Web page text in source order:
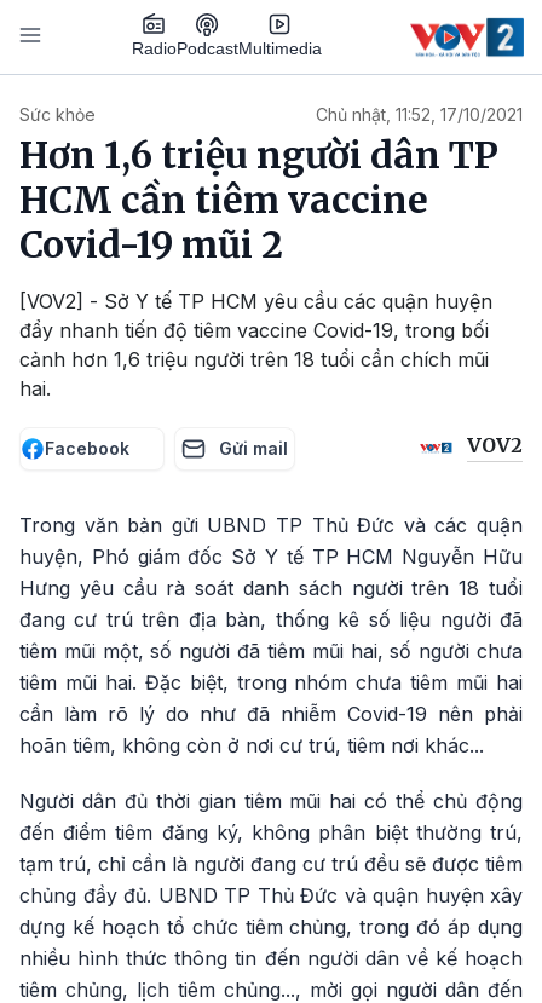
Nhảy đến nội dung
RadioPodcastMultimedia
Sức khỏe Chủ nhật, 11:52, 17/10/2021
Hơn 1,6 triệu người dân TP
HCM cần tiêm vaccine
Covid-19 mũi 2
[VOV2] - Sở Y tế TP HCM yêu cầu các quận huyện
đẩy nhanh tiến độ tiêm vaccine Covid-19, trong bối
cảnh hơn 1,6 triệu người trên 18 tuổi cần chích mũi
hai.
Facebook Gửi mail VOV2
Trong văn bản gửi UBND TP Thủ Đức và các quận
huyện, Phó giám đốc Sở Y tế TP HCM Nguyễn Hữu
Hưng yêu cầu rà soát danh sách người trên 18 tuổi
đang cư trú trên địa bàn, thống kê số liệu người đã
tiêm mũi một, số người đã tiêm mũi hai, số người chưa
tiêm mũi hai. Đặc biệt, trong nhóm chưa tiêm mũi hai
cần làm rõ lý do như đã nhiễm Covid-19 nên phải
hoãn tiêm, không còn ở nơi cư trú, tiêm nơi khác...
Người dân đủ thời gian tiêm mũi hai có thể chủ động
đến điểm tiêm đăng ký, không phân biệt thường trú,
tạm trú, chỉ cần là người đang cư trú đều sẽ được tiêm
chủng đầy đủ. UBND TP Thủ Đức và quận huyện xây
dựng kế hoạch tổ chức tiêm chủng, trong đó áp dụng
nhiều hình thức thông tin đến người dân về kế hoạch
tiêm chủng, lịch tiêm chủng..., mời gọi người dân đến